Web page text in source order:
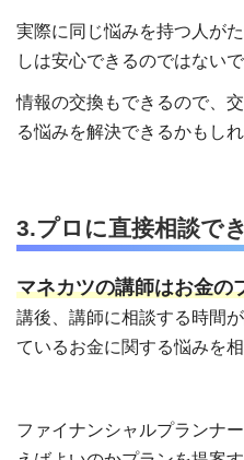
実際に同じ悩みを持つ人が
しは安心できるのではない
情報の交換もできるので、
る悩みを解決できるかもしれ
3.プロに直接相談で
マネカツの講師はお金の
講後、講師に相談する時間
ているお金に関する悩みを相
ファイナンシャルプランナ